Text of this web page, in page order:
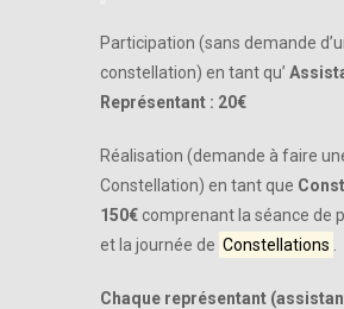
Participation (sans demande
constellation) en tant qu’
Représentant : 20€
Réalisation (demande à faire
Constellation) en tant que
150€ comprenant la séance de
et la journée de Constellations
Chaque représentant